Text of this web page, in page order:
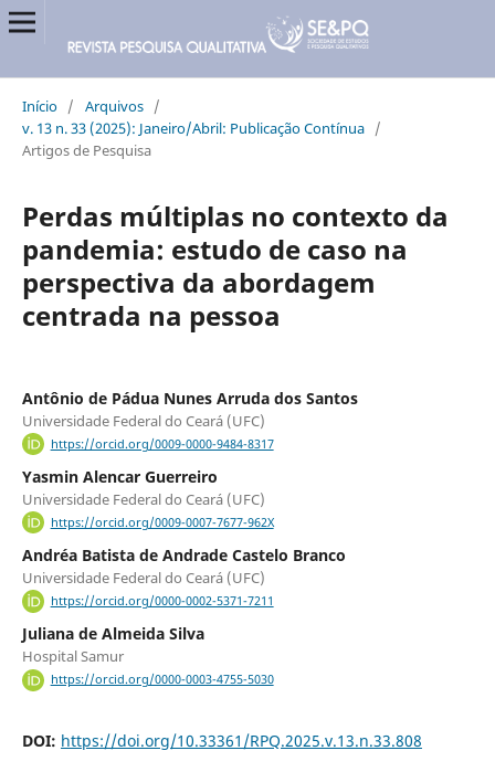
Início / Arquivos /
v. 13 n. 33 (2025): Janeiro/Abril: Publicação Contínua /
Artigos de Pesquisa
Perdas múltiplas no contexto da
pandemia: estudo de caso na
perspectiva da abordagem
centrada na pessoa
Antônio de Pádua Nunes Arruda dos Santos
Universidade Federal do Ceará (UFC)
https://orcid.org/0009-0000-9484-8317
Yasmin Alencar Guerreiro
Universidade Federal do Ceará (UFC)
https://orcid.org/0009-0007-7677-962X
Andréa Batista de Andrade Castelo Branco
Universidade Federal do Ceará (UFC)
https://orcid.org/0000-0002-5371-7211
Juliana de Almeida Silva
Hospital Samur
https://orcid.org/0000-0003-4755-5030
DOI: https://doi.org/10.33361/RPQ.2025.v.13.n.33.808